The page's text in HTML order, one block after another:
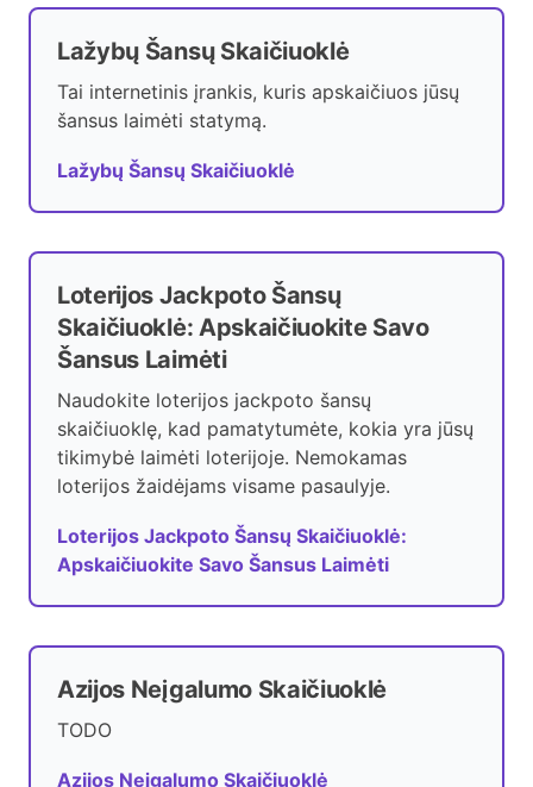
Lažybų Šansų Skaičiuoklė
Tai internetinis įrankis, kuris apskaičiuos jūsų
šansus laimėti statymą.
Lažybų Šansų Skaičiuoklė
Loterijos Jackpoto Šansų
Skaičiuoklė: Apskaičiuokite Savo
Šansus Laimėti
Naudokite loterijos jackpoto šansų
skaičiuoklę, kad pamatytumėte, kokia yra jūsų
tikimybė laimėti loterijoje. Nemokamas
loterijos žaidėjams visame pasaulyje.
Loterijos Jackpoto Šansų Skaičiuoklė:
Apskaičiuokite Savo Šansus Laimėti
Azijos Neįgalumo Skaičiuoklė
TODO
Azijos Neįgalumo Skaičiuoklė